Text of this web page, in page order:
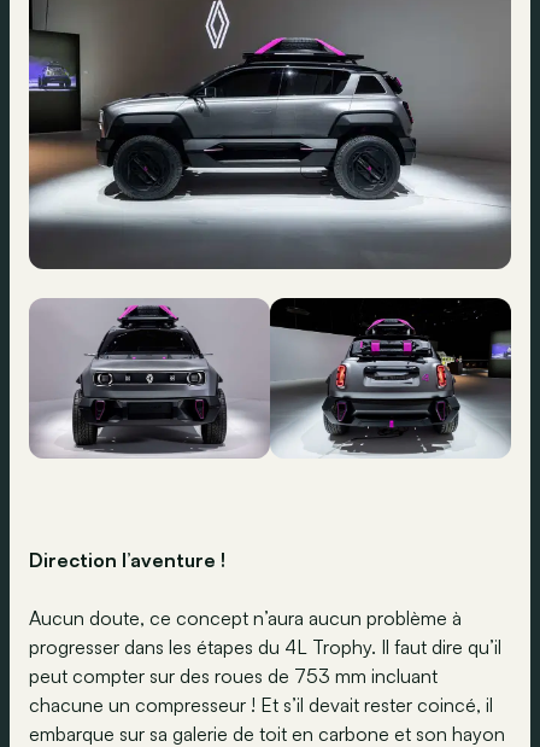
Direction l’aventure !
Aucun doute, ce concept n’aura aucun problème à
progresser dans les étapes du 4L Trophy. Il faut dire qu’il
peut compter sur des roues de 753 mm incluant
chacune un compresseur ! Et s’il devait rester coincé, il
embarque sur sa galerie de toit en carbone et son hayon